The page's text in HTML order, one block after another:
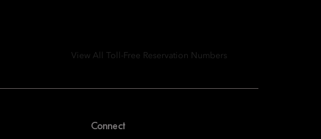
View All Toll-Free Reservation Numbers
Connect